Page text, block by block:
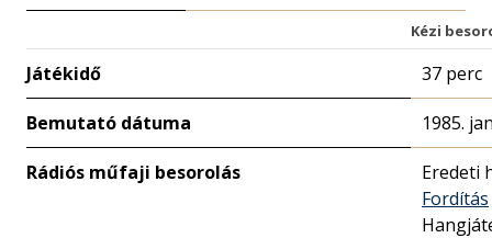
Kézi
Játékidő 37 perc
Bemutató dátuma 1985.
Rádiós műfaji besorolás
Eredeti
Fordítás